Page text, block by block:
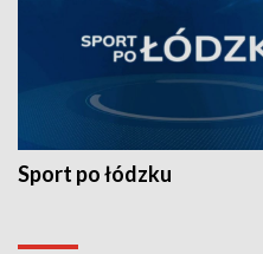
Sport po łódzku